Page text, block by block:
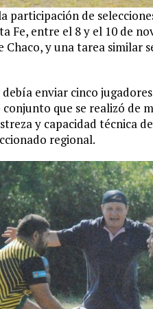
participación de
Fe, entre el 8 y el 10 de
Chaco, y una tarea
enviar cinco
que se realizó de
y capacidad técnica
regional.